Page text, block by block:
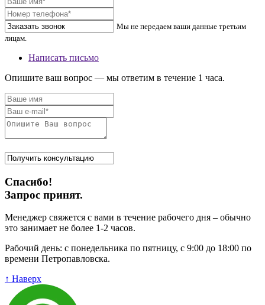
Мы не передаем ваши данные третьим
лицам.
Написать письмо
Опишите ваш вопрос — мы ответим в течение 1 часа.
Спасибо!
Запрос принят.
Менеджер свяжется с вами в течение рабочего дня – обычно
это занимает не более 1-2 часов.
Рабочий день: с понедельника по пятницу, с 9:00 до 18:00 по
времени Петропавловска.
↑ Наверх